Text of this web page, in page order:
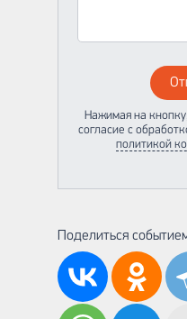
Нажимая на
согласие с
политикой
Поделиться